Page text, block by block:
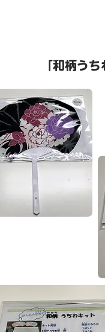
「​和柄う